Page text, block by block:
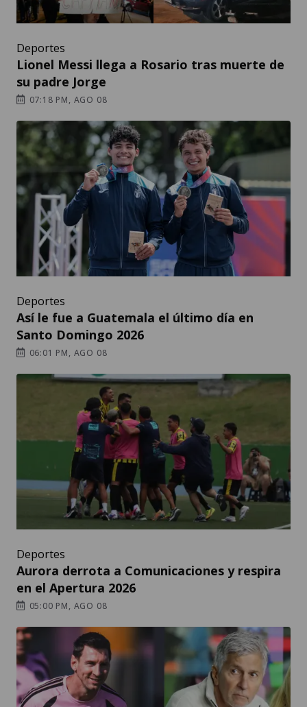
Deportes
Lionel Messi llega a Rosario tras muerte de
su padre Jorge
07:18 PM, AGO 08
Deportes
Así le fue a Guatemala el último día en
Santo Domingo 2026
06:01 PM, AGO 08
Deportes
Aurora derrota a Comunicaciones y respira
en el Apertura 2026
05:00 PM, AGO 08